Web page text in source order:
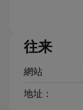
往来
網站
地址：